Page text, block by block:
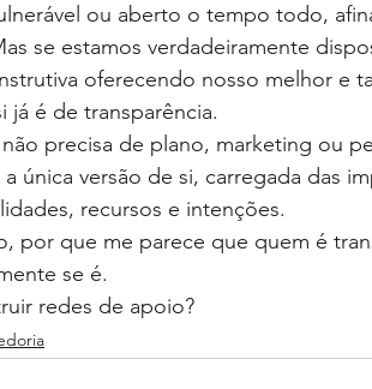
ou aberto o tempo todo,
se estamos verdadeiramente
oferecendo nosso melhor e
já é de transparência.
precisa de plano, marketing ou
única versão de si, carregada das
recursos e intenções.
por que me parece que quem é
se é.
redes de apoio?